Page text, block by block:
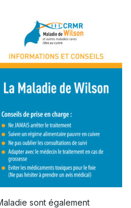
sont également